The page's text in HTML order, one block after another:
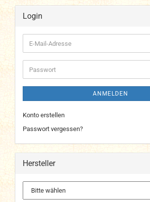
Login
E-
Mail-
Adresse
Passwort
ANMELDEN
Konto erstellen
Passwort vergessen?
Hersteller